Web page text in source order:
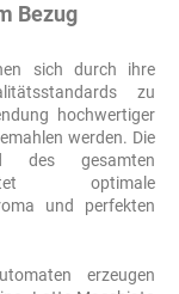
Bezug
sich durch ihre
zu
hochwertiger
werden. Die
des gesamten
optimale
und perfekten
erzeugen